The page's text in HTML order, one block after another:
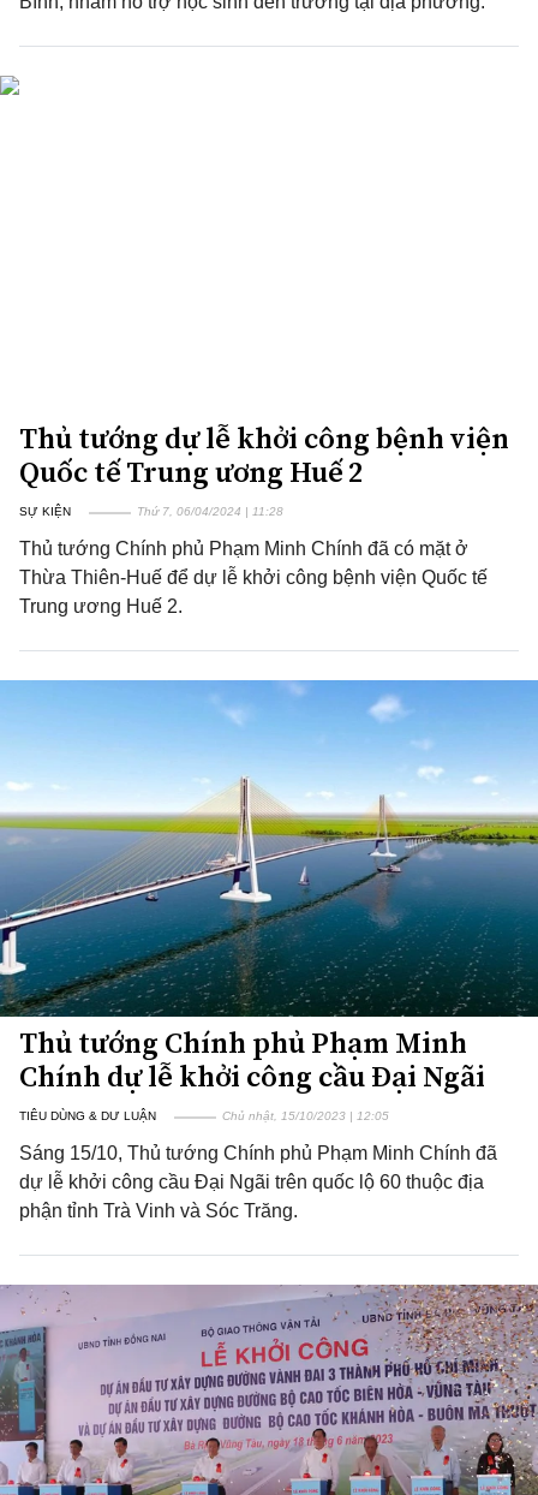
Thủ tướng dự lễ khởi công bệnh viện
Quốc tế Trung ương Huế 2
SỰ KIỆN Thứ 7, 06/04/2024 | 11:28
Thủ tướng Chính phủ Phạm Minh Chính đã có mặt ở
Thừa Thiên-Huế để dự lễ khởi công bệnh viện Quốc tế
Trung ương Huế 2.
Thủ tướng Chính phủ Phạm Minh
Chính dự lễ khởi công cầu Đại Ngãi
TIÊU DÙNG & DƯ LUẬN Chủ nhật, 15/10/2023 | 12:05
Sáng 15/10, Thủ tướng Chính phủ Phạm Minh Chính đã
dự lễ khởi công cầu Đại Ngãi trên quốc lộ 60 thuộc địa
phận tỉnh Trà Vinh và Sóc Trăng.